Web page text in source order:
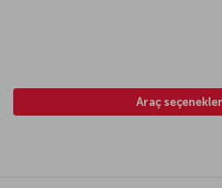
Araç